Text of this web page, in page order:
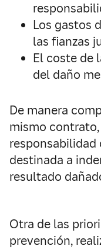
Los gastos
las fianzas
El coste de
del daño
De manera
mismo
destinada a
resultado
Otra de las
prevención,